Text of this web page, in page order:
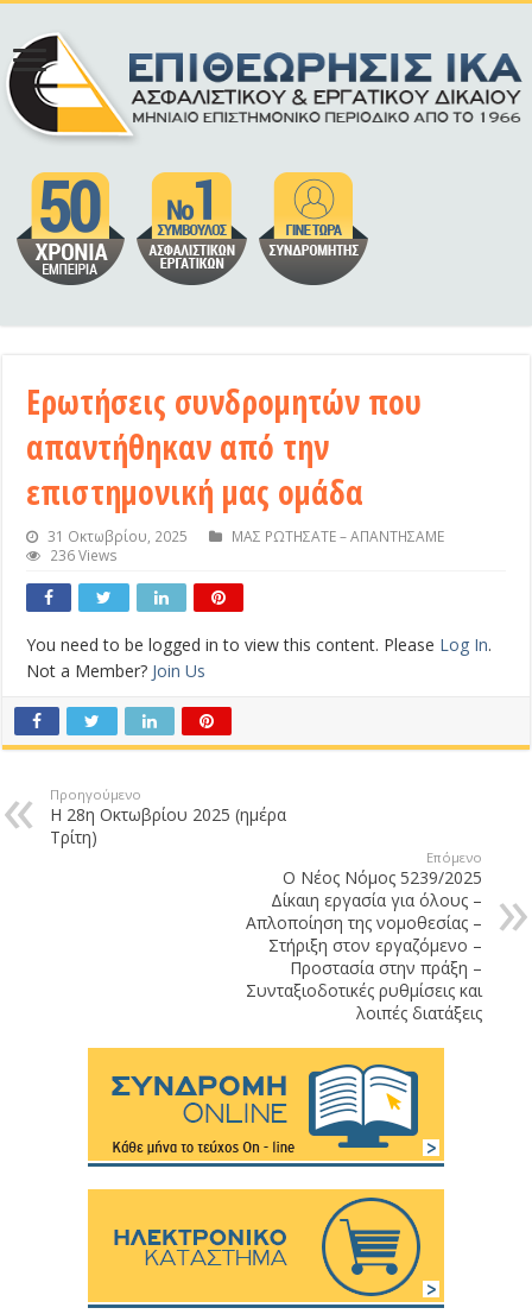
Ερωτήσεις συνδρομητών που
απαντήθηκαν από την
επιστημονική μας ομάδα
31 Οκτωβρίου, 2025
ΜΑΣ ΡΩΤΗΣΑΤΕ – ΑΠΑΝΤΗΣΑΜΕ
236 Views
You need to be logged in to view this content. Please Log In.
Not a Member? Join Us
Προηγούμενο
Η 28η Οκτωβρίου 2025 (ημέρα
Τρίτη)
Επόμενο
Ο Νέος Νόμος 5239/2025
Δίκαιη εργασία για όλους –
Απλοποίηση της νομοθεσίας –
Στήριξη στον εργαζόμενο –
Προστασία στην πράξη –
Συνταξιοδοτικές ρυθμίσεις και
λοιπές διατάξεις